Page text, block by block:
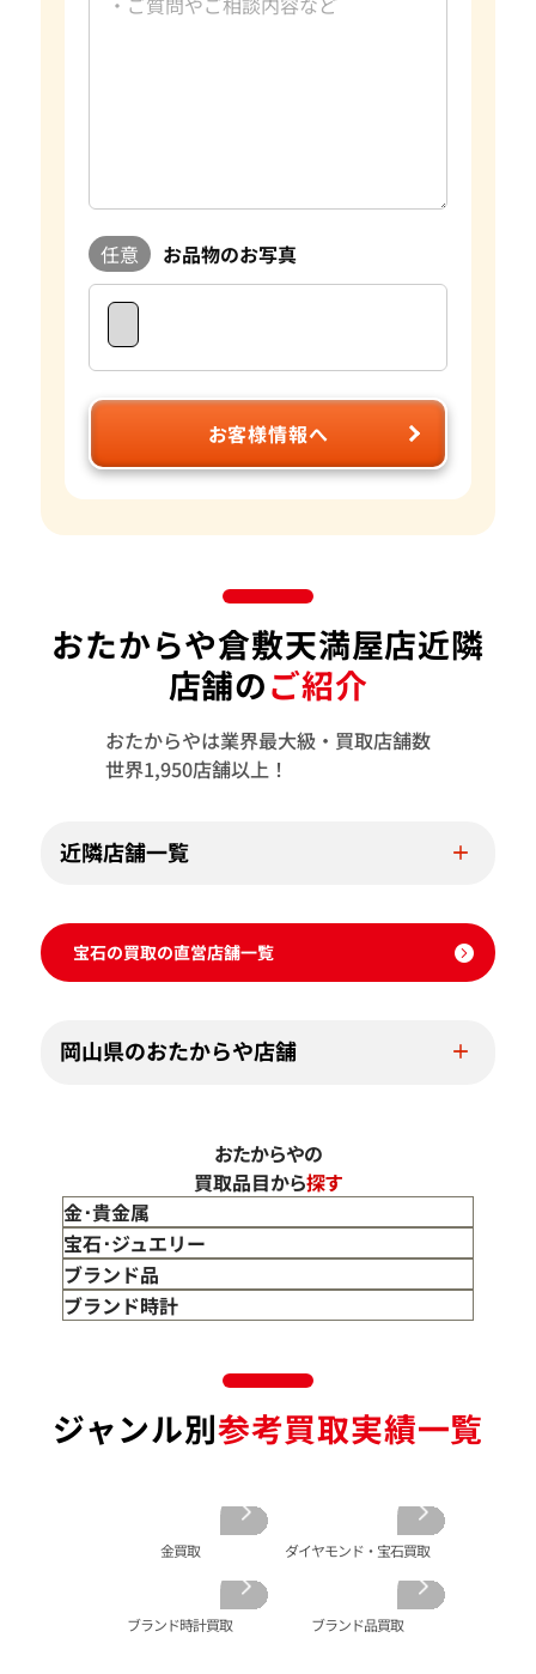
過去の買取品例10カラットダイヤモンド
タッフやダイヤモンドテスターなどの専門の査定具を完備し
ているため、全国の店舗ですぐに正確な査定が可能です。 気
になるお品物がございましたら是非おたからやをご利用くだ
任意 お品物のお写真
お客様情報へ
おたからや倉敷天満屋店近隣
店舗のご紹介
おたからやは業界最大級・買取店舗数
世界1,950店舗以上！
近隣店舗一覧
宝石の買取の直営店舗一覧
岡山県のおたからや店舗
おたからやの
買取品目から探す
金･貴金属
金 買取
金のインゴット 買取
金のアクセサリー 買取
金のブレスレット 買取
金のブローチ 買取
大判･小判 買取
宝石･ジュエリー
宝石･ジュエリー買取
ダイヤモンド 買取
オパール 買取
パライバトルマリン 買取
パール 買取
ブランド品
バッグ･小物 買取
ルイ･ヴィトン 買取
カルティエ 買取
ハリー･ウィンストン 買取
ヴァンクリーフ&
グッチ 買取
ブランド時計
フィリップ 買取
シャネル 買取
タグ・ホイヤー 買取
ジャンル別参考買取実績一覧
金買取 ダイヤモンド・宝石買取
ブランド時計買取 ブランド品買取